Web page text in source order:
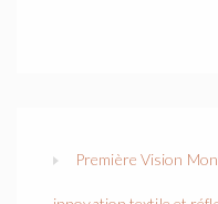
Première Vision